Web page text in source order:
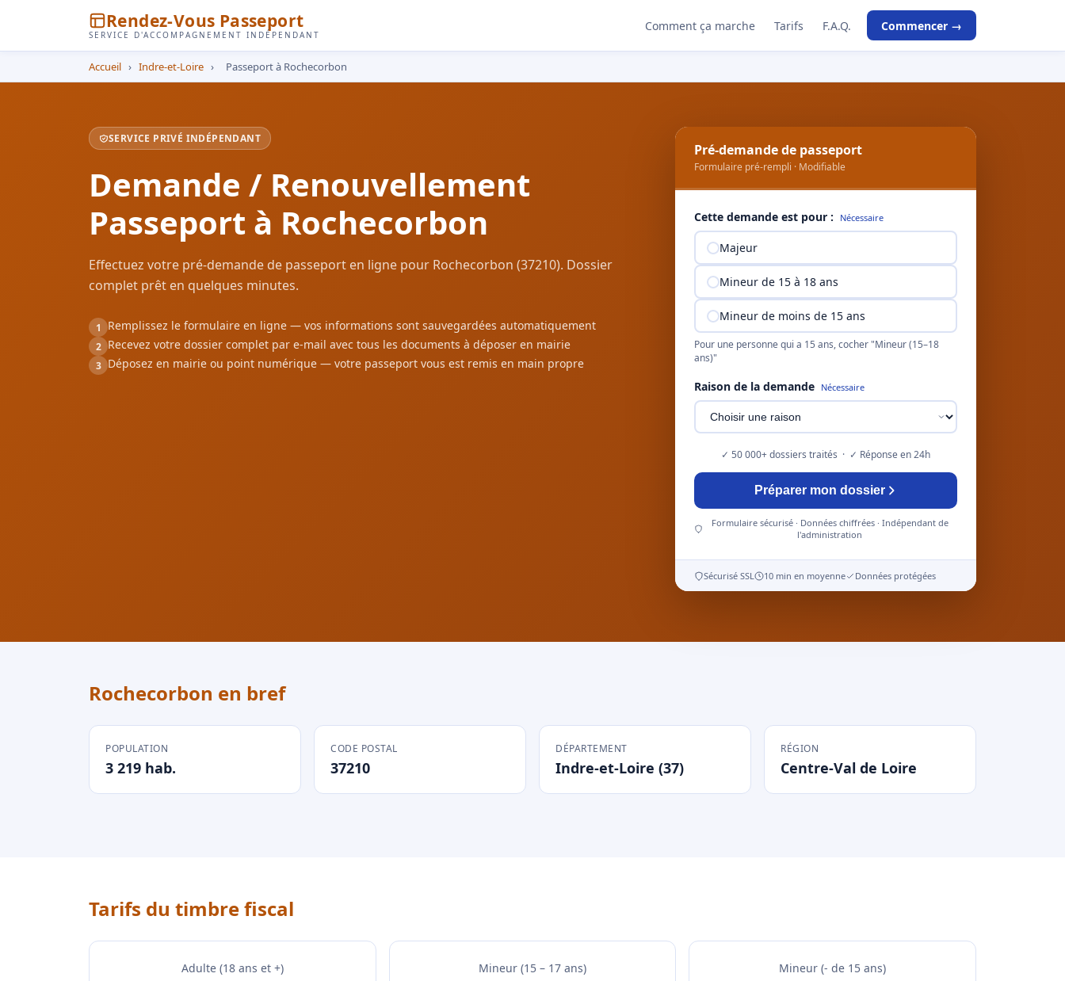
Rendez-Vous Passeport
SERVICE D'ACCOMPAGNEMENT INDÉPENDANT
Comment ça marche Tarifs F.A.Q. Commencer →
Accueil › Indre-et-Loire › Passeport à Rochecorbon
SERVICE PRIVÉ INDÉPENDANT
Demande / Renouvellement
Passeport à Rochecorbon
Effectuez votre pré-demande de passeport en ligne pour Rochecorbon (37210). Dossier
complet prêt en quelques minutes.
1 Remplissez le formulaire en ligne — vos informations sont sauvegardées automatiquement
2 Recevez votre dossier complet par e-mail avec tous les documents à déposer en mairie
3 Déposez en mairie ou point numérique — votre passeport vous est remis en main propre
Pré-demande de passeport
Formulaire pré-rempli · Modifiable
Cette demande est pour : Nécessaire
Majeur
Mineur de 15 à 18 ans
Mineur de moins de 15 ans
Pour une personne qui a 15 ans, cocher "Mineur (15–18
ans)"
Raison de la demande Nécessaire
✓ 50 000+ dossiers traités · ✓ Réponse en 24h
Préparer mon dossier
Formulaire sécurisé · Données chiffrées · Indépendant de
l'administration
Sécurisé SSL 10 min en moyenne Données protégées
Rochecorbon en bref
POPULATION
3 219 hab.
CODE POSTAL
37210
DÉPARTEMENT
Indre-et-Loire (37)
RÉGION
Centre-Val de Loire
Tarifs du timbre fiscal
Adulte (18 ans et +) Mineur (15 – 17 ans) Mineur (- de 15 ans)